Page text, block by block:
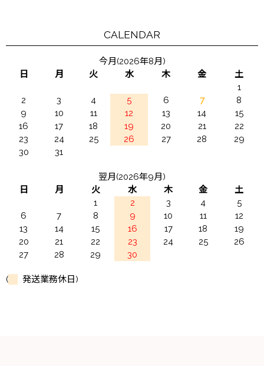
CALENDAR
今月(2026年8月)
日
月 火 水 木 金
土
1
2
3 4 5 6 7
8
9
10 11 12 13 14
15
16
17 18 19 20 21
22
23
24 25 26 27 28
29
30
31
翌月(2026年9月)
日
月 火 水 木 金
土
1
2 3 4
5
6
7 8 9 10 11
12
13
14 15 16 17 18
19
20
21 22 23 24 25
26
27
28 29 30
( 発送業務休日)